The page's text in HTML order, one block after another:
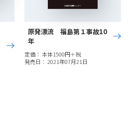
原発漂流 福島第１事故10
年
定価： 本体1500円＋税
発売日： 2021年07月21日